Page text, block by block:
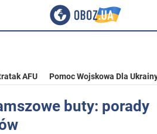
AFU Pomoc Wojskowa Dla
buty: porady